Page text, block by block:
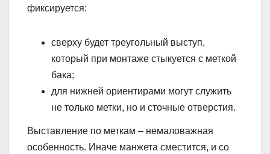
фиксируется:
сверху будет треугольный выступ,
который при монтаже стыкуется с меткой
бака;
для нижней ориентирами могут служить
не только метки, но и сточные отверстия.
Выставление по меткам – немаловажная
особенность. Иначе манжета сместится, и со